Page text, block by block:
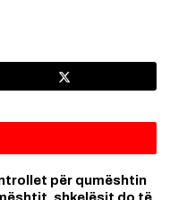
për qumështin